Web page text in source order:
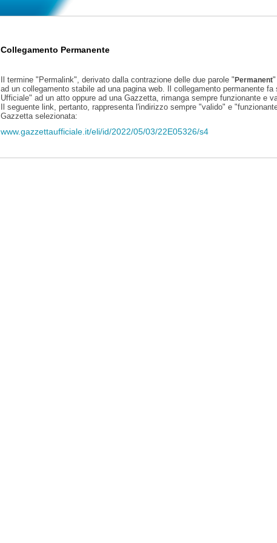
Collegamento Permanente
Il termine "Permalink", derivato dalla contrazione delle due parole "Permanent
ad un collegamento stabile ad una pagina web. Il collegamento permanente
Ufficiale" ad un atto oppure ad una Gazzetta, rimanga sempre funzionante e
Il seguente link, pertanto, rappresenta l'indirizzo sempre "valido" e
Gazzetta selezionata:
www.gazzettaufficiale.it/eli/id/2022/05/03/22E05326/s4